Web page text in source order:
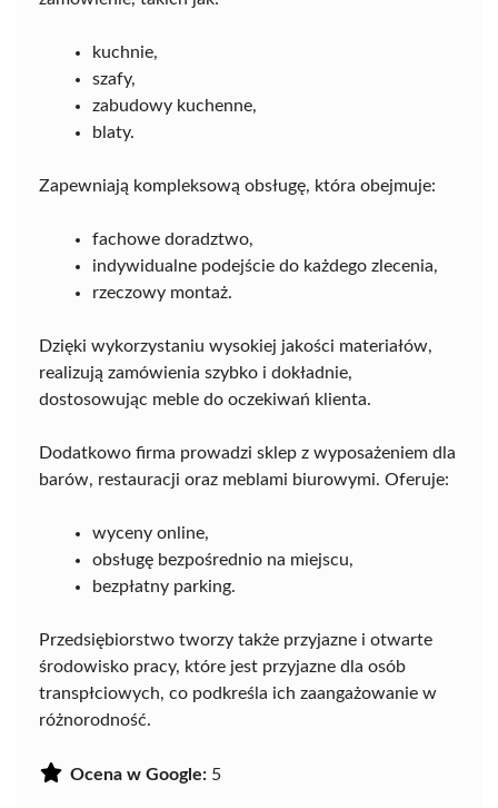
kuchnie,
szafy,
zabudowy kuchenne,
blaty.
Zapewniają kompleksową obsługę, która obejmuje:
fachowe doradztwo,
indywidualne podejście do każdego zlecenia,
rzeczowy montaż.
Dzięki wykorzystaniu wysokiej jakości materiałów,
realizują zamówienia szybko i dokładnie,
dostosowując meble do oczekiwań klienta.
Dodatkowo firma prowadzi sklep z wyposażeniem dla
barów, restauracji oraz meblami biurowymi. Oferuje:
wyceny online,
obsługę bezpośrednio na miejscu,
bezpłatny parking.
Przedsiębiorstwo tworzy także przyjazne i otwarte
środowisko pracy, które jest przyjazne dla osób
transpłciowych, co podkreśla ich zaangażowanie w
różnorodność.
Ocena w Google: 5